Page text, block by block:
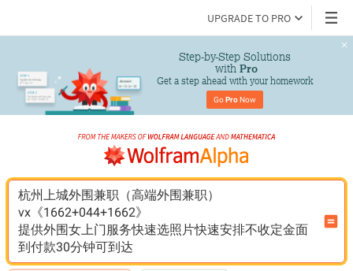
UPGRADE TO PRO
Step-by-Step Solutions
with Pro
Get a step ahead with your homework
Go Pro Now
杭州上城外围兼职（高端外围兼职）
vx《1662+044+1662》
提供外围女上门服务快速选照片快速安排不收定金面
到付款30分钟可到达